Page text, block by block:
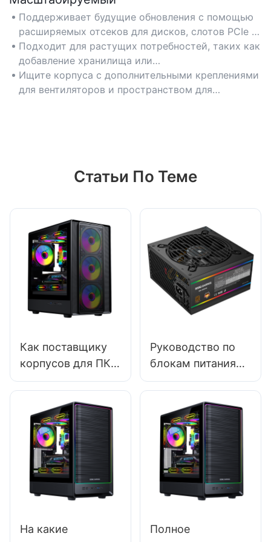
Поддерживает будущие обновления с помощью
расширяемых отсеков для дисков, слотов PCIe и
вариантов охлаждения.
Подходит для растущих потребностей, таких как
добавление хранилища или
высокопроизводительных графических
процессоров.
Ищите корпуса с дополнительными креплениями
для вентиляторов и пространством для
Статьи По Теме
Как поставщику
корпусов для ПК
оставаться
конкурентов?
Руководство по
блокам питания
ПК 2025: выбор
блока питания для
высокопроизводи
тельного HTPC
На какие
Полное